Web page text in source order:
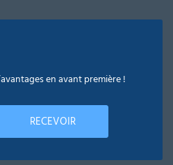
en avant première !
RECEVOIR